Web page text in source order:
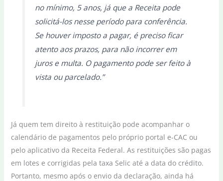
no mínimo, 5 anos, já que a Receita pode
solicitá-los nesse período para conferência.
Se houver imposto a pagar, é preciso ficar
atento aos prazos, para não incorrer em
juros e multa. O pagamento pode ser feito à
vista ou parcelado.”
Já quem tem direito à restituição pode acompanhar o
calendário de pagamentos pelo próprio portal e-CAC ou
pelo aplicativo da Receita Federal. As restituições são pagas
em lotes e corrigidas pela taxa Selic até a data do crédito.
Portanto, mesmo após o envio da declaração, ainda há